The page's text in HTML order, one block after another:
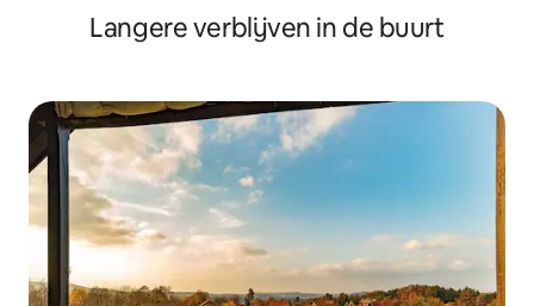
Langere verblijven in de buurt